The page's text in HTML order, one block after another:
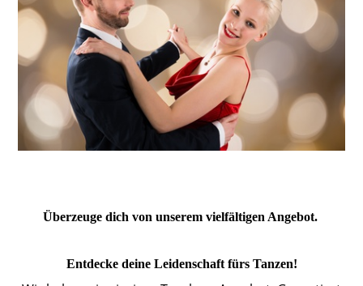
Überzeuge dich von unserem vielfältigen Angebot.
Entdecke deine Leidenschaft fürs Tanzen!